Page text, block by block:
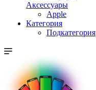
Аксессуары
Apple
Категория
Подкатегория